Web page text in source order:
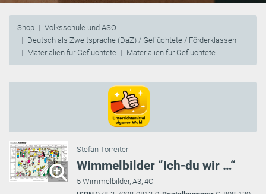
Shop
Volksschule und ASO
Deutsch als Zweitsprache (DaZ) / Geflüchtete / Förderklassen
Materialien für Geflüchtete
Materialien für Geflüchtete
Stefan Torreiter
Wimmelbilder “Ich-du wir …“
5 Wimmelbilder, A3, 4C